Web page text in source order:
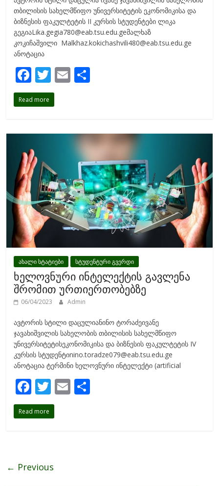
თბილისის სახელმწიფო უნივერსიტეტის ეკონომიკისა და
ბიზნესის ფაკულტეტის II კურსის სტუდენტები ლიკა
გეგიაLika.gegia780@eab.tsu.edu.geმალხაზ
კოკიჩაშვილი Malkhaz.kokichashvili480@eab.tsu.edu.ge
ანოტაცია
F
ac
e
o
o
k
T
w
itt
E
Read more
ახალი სტატიები სტუდენტური გვერდი
ხელოვნური ინტელექტის გავლენა
შრომით ურთიერთობებზე
06/04/2023 Admin
ავტორის სტილი დაცულიანინო ტორაძეივანე
ჯავახიშვილის სახელობის თბილისის სახელმწიფო
უნივერსიტეტისეკონომიკისა და ბიზნესის ფაკულტეტის IV
კურსის სტუდენტიnino.toradze079@eab.tsu.edu.ge
ანოტაცია ტერმინი ხელოვნური ინტელექტი (artificial
F
ac
e
o
T
w
itt
E
Read more
← Previous